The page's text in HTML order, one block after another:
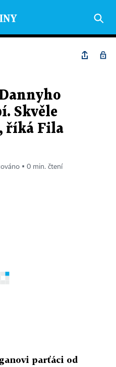
Skvěle
říká Fila
▪ 0 min. čtení
parťáci od